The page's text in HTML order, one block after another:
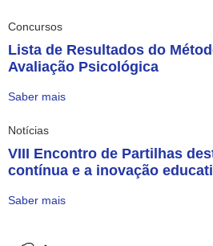
Concursos
Lista de Resultados do
Avaliação Psicológica
Saber mais
Notícias
VIII Encontro de Partilhas
contínua e a inovação
Saber mais